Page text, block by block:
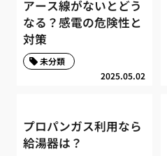
アース線がないとどう
なる？感電の危険性と
対策
2025.05.02
未分類
プロパンガス利用なら
給湯器は？